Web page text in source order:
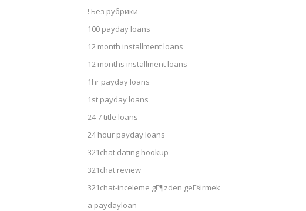
! Без рубрики
100 payday loans
12 month installment loans
12 months installment loans
1hr payday loans
1st payday loans
24 7 title loans
24 hour payday loans
321chat dating hookup
321chat review
321chat-inceleme gГ¶zden geГ§irmek
a paydayloan